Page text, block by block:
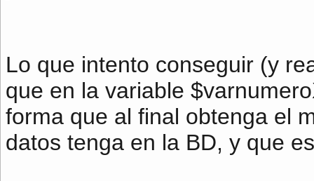
Lo que intento conseguir (y
que en la variable
forma que al final obtenga el
datos tenga en la BD, y que